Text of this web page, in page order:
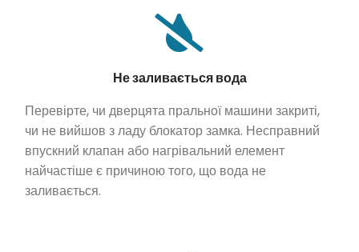
Не заливається вода
Перевірте, чи дверцята пральної машини закриті,
чи не вийшов з ладу блокатор замка. Несправний
впускний клапан або нагрівальний елемент
найчастіше є причиною того, що вода не
заливається.